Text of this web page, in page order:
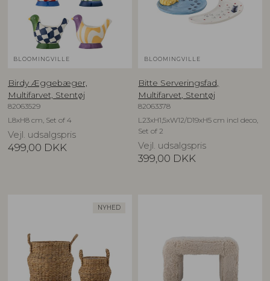
BLOOMINGVILLE
Birdy Æggebæger,
Multifarvet, Stentøj
82063529
L8xH8 cm, Set of 4
Vejl. udsalgspris
499,00 DKK
BLOOMINGVILLE
Bitte Serveringsfad,
Multifarvet, Stentøj
82063378
L23xH1,5xW12/D19xH5 cm incl deco,
Set of 2
Vejl. udsalgspris
399,00 DKK
NYHED